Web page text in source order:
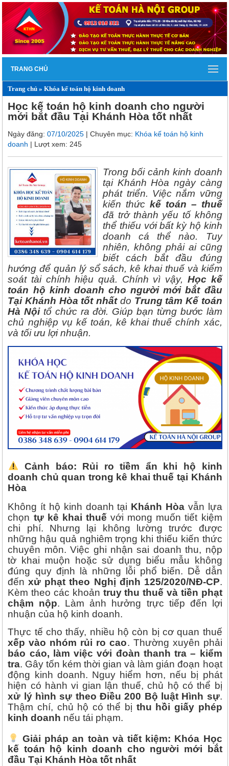
TRANG CHỦ
Trang chủ »Khóa kế toán hộ kinh doanh
Học kế toán hộ kinh doanh cho người
mới bắt đầu Tại Khánh Hòa tốt nhất
Ngày đăng:07/10/2025 | Chuyên mục: Khóa kế toán hộ kinh
doanh | Lượt xem: 245
Trong bối cảnh kinh doanh
tại Khánh Hòa ngày càng
phát triển. Việc nắm vững
kiến thứckế toán – thuế
đã trở thành yếu tố không
thể thiếu với bất kỳ hộ kinh
doanh cá thể nào. Tuy
nhiên, không phải ai cũng
biết cách bắt đầu đúng
hướng để quản lý sổ sách, kê khai thuế và kiểm
soát tài chính hiệu quả. Chính vì vậy, Học kế
toán hộ kinh doanh cho người mới bắt đầu
Tại Khánh Hòa tốt nhấtdo Trung tâm Kế toán
Hà Nộitổ chức ra đời. Giúp bạn từng bước làm
chủ nghiệp vụ kế toán, kê khai thuế chính xác,
và tối ưu lợi nhuận.
Cảnh báo: Rủi ro tiềm ẩn khi hộ kinh
doanh chủ quan trong kê khai thuế tại Khánh
Hòa
Không ít hộ kinh doanh tại Khánh Hòavẫn lựa
chọn tự kê khai thuế với mong muốn tiết kiệm
chi phí. Nhưng lại không lường trước được
những hậu quả nghiêm trọng khi thiếu kiến thức
chuyên môn. Việc ghi nhận sai doanh thu, nộp
tờ khai muộn hoặc sử dụng biểu mẫu không
đúng quy định là những lỗi phổ biến. Dễ dẫn
đếnxử phạt theo Nghị định 125/2020/NĐ-CP.
Kèm theo các khoản truy thu thuế và tiền phạt
chậm nộp. Làm ảnh hưởng trực tiếp đến lợi
nhuận của hộ kinh doanh.
Thực tế cho thấy, nhiều hộ còn bị cơ quan thuế
xếp vào nhóm rủi ro cao. Thường xuyên phải
báo cáo, làm việc với đoàn thanh tra – kiểm
tra. Gây tốn kém thời gian và làm gián đoạn hoạt
động kinh doanh. Nguy hiểm hơn, nếu bị phát
hiện có hành vi gian lận thuế, chủ hộ có thể bị
xử lý hình sự theo Điều 200 Bộ luật Hình sự.
Thậm chí, chủ hộ có thể bị thu hồi giấy phép
kinh doanh nếu tái phạm.
Giải pháp an toàn và tiết kiệm: Khóa Học
kế toán hộ kinh doanh cho người mới bắt
đầu Tại Khánh Hòa tốt nhất